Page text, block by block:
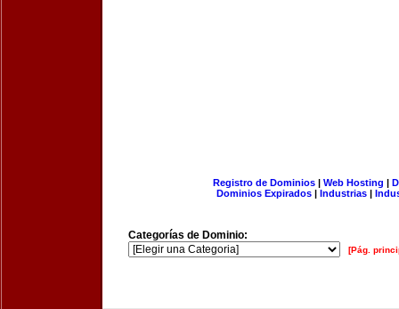
Registro de Dominios| Web Hosting |
Dominios Expirados | Industrias |
Categorías de Dominio:
[Pág.